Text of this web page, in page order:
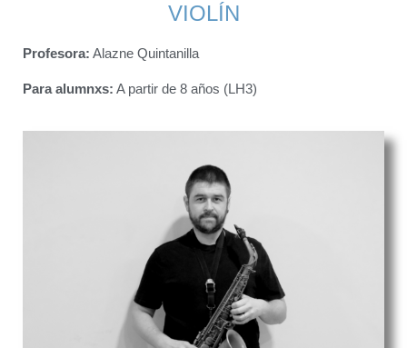
VIOLÍN
Profesora: Alazne Quintanilla
Para alumnxs: A partir de 8 años (LH3)